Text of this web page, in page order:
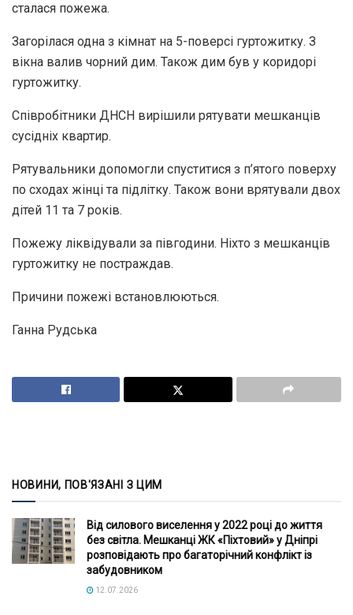
сталася пожежа.
Загорілася одна з кімнат на 5-поверсі гуртожитку. З
вікна валив чорний дим. Також дим був у коридорі
гуртожитку.
Співробітники ДНСН вирішили рятувати мешканців
сусідніх квартир.
Рятувальники допомогли спуститися з п’ятого поверху
по сходах жінці та підлітку. Також вони врятували двох
дітей 11 та 7 років.
Пожежу ліквідували за півгодини. Ніхто з мешканців
гуртожитку не постраждав.
Причини пожежі встановлюються.
Ганна Рудська
НОВИНИ, ПОВ'ЯЗАНІ З ЦИМ
Від силового виселення у 2022 році до життя
без світла. Мешканці ЖК «Піхтовий» у Дніпрі
розповідають про багаторічний конфлікт із
забудовником
12.07.2026